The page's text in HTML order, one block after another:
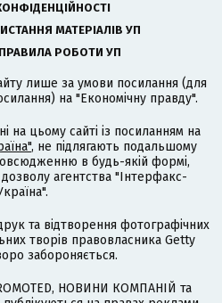
МАТЕРІАЛІВ УП
РОБОТИ УП
лише за умови посилання (для
на "Економічну правду".
на цьому сайті із посиланням на
, не підлягають подальшому
в будь-якій формі,
агентства "Інтерфакс-
та відтворення фотографічних
творів правовласника Getty
забороняється.
НОВИНИ КОМПАНІЙ та